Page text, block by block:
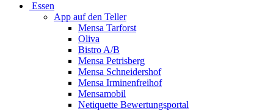
Essen
App auf den Teller
Mensa Tarforst
Oliva
Bistro A/B
Mensa Petrisberg
Mensa Schneidershof
Mensa Irminenfreihof
Mensamobil
Netiquette Bewertungsportal